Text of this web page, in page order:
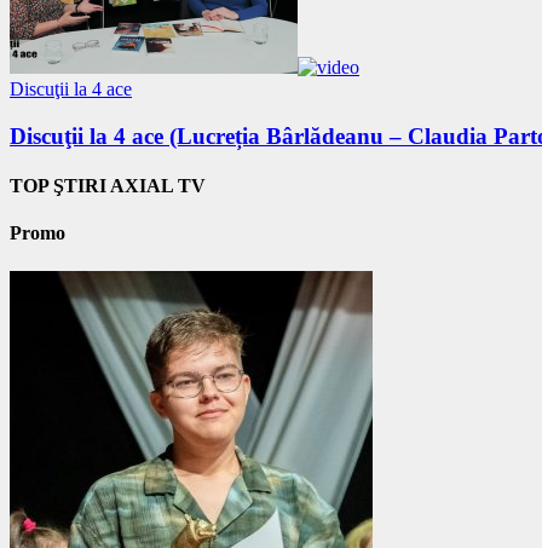
Discuţii la 4 ace
Discuţii la 4 ace (Lucreția Bârlădeanu – Claudia
TOP ŞTIRI AXIAL TV
Promo